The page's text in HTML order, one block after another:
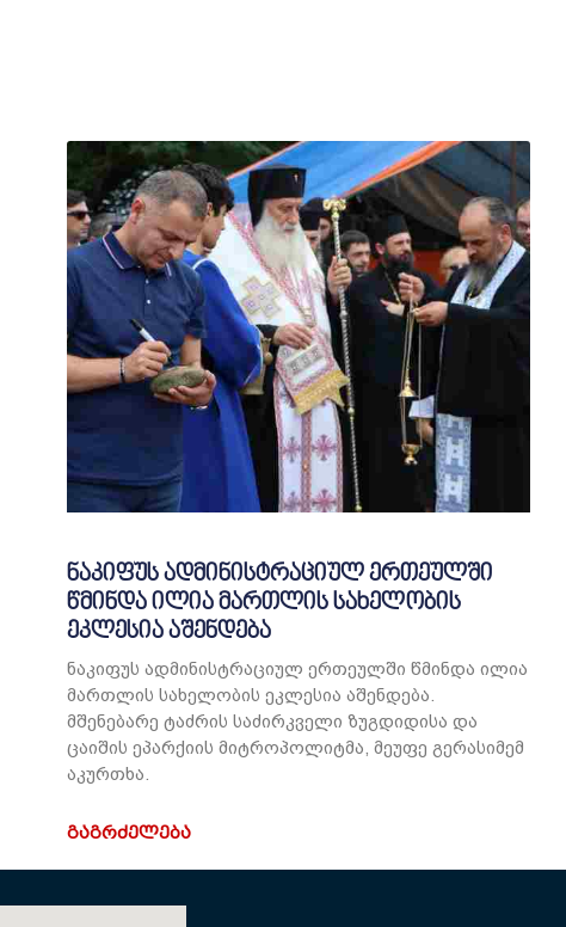
ნაკიფუს ადმინისტრაციულ ერთეულში
წმინდა ილია მართლის სახელობის
ეკლესია აშენდება
ნაკიფუს ადმინისტრაციულ ერთეულში წმინდა ილია
მართლის სახელობის ეკლესია აშენდება. ​
მშენებარე ტაძრის საძირკველი ზუგდიდისა და
ცაიშის ეპარქიის მიტროპოლიტმა, მეუფე გერასიმემ
აკურთხა.
ᲒᲐᲒᲠᲫᲔᲚᲔᲑᲐ